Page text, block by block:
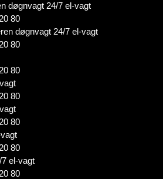
døgnvagt 24/7 el-vagt
80
døgnvagt 24/7 el-vagt
80
80
80
80
80
el-vagt
80